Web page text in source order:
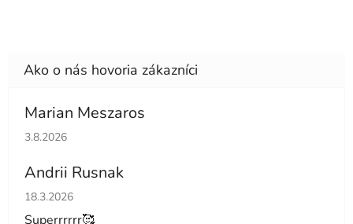
Marian Meszaros
Hodnotenie obchodu je 5 z 5 hviezdičiek.
3.8.2026
Andrii Rusnak
Hodnotenie obchodu je 5 z 5 hviezdičiek.
18.3.2026
Superrrrrr🥰